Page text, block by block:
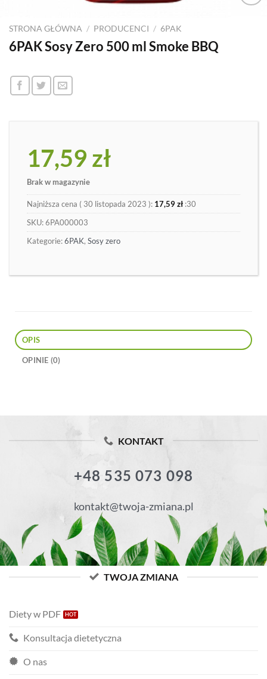
STRONA GŁÓWNA / PRODUCENCI / 6PAK
6PAK Sosy Zero 500 ml Smoke BBQ
17,59 zł
Brak w magazynie
Najniższa cena ( 30 listopada 2023 ): 17,59zł :30
SKU:6PA000003
Kategorie:6PAK, Sosy zero
OPIS
OPINIE (0)
KONTAKT
+48 535 073 098
kontakt@twoja-zmiana.pl
TWOJA ZMIANA
Diety w PDF
Konsultacja dietetyczna
O nas